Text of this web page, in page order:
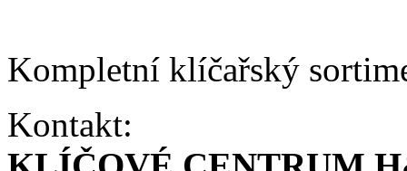
Kompletní klíčařský
Kontakt: